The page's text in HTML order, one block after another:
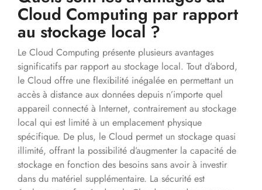
Cloud Computing par rapport
au stockage local ?
Le Cloud Computing présente plusieurs avantages
significatifs par rapport au stockage local. Tout d’abord,
le Cloud offre une flexibilité inégalée en permettant un
accès à distance aux données depuis n’importe quel
appareil connecté à Internet, contrairement au stockage
local qui est limité à un emplacement physique
spécifique. De plus, le Cloud permet un stockage quasi
illimité, offrant la possibilité d’augmenter la capacité de
stockage en fonction des besoins sans avoir à investir
dans du matériel supplémentaire. La sécurité est